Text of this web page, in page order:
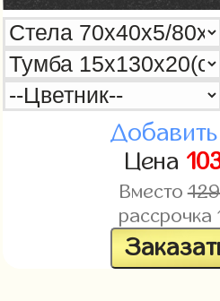
Цена
Вместо
рассрочка